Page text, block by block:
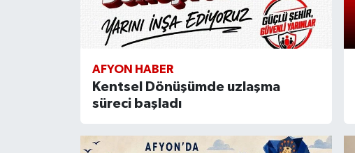
AFYON HABER
Kentsel Dönüşümde uzlaşma
süreci başladı